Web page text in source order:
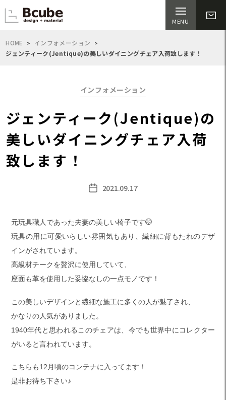
HOME
インフォメーション
ジェンティーク(Jentique)の美しいダイニングチェア入荷致します！
Categories
インフォメーション
ジェンティーク(Jentique)の
美しいダイニングチェア入荷
致します！
Post2021.09.17
元玩具職人であった夫妻の美しい椅子です🤭
玩具の用に可愛いらしい雰囲気もあり、繊細に背もたれのデザ
インがされています。
高級材チークを贅沢に使用していて、
座面も革を使用した妥協なしの一点モノです！
この美しいデザインと繊細な施工に多くの人が魅了され、
かなりの人気がありました。
1940年代と思われるこのチェアは、今でも世界中にコレクター
がいると言われています。
こちらも12月頃のコンテナに入ってます！
是非お待ち下さい♪